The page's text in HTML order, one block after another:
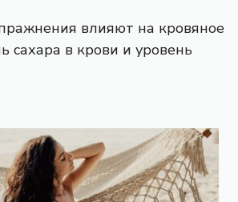
влияют на кровяное
сахара в крови и уровень